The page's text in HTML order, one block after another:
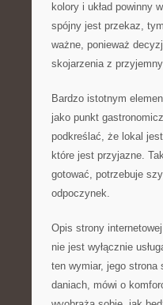
kolory i układ powinny
spójny jest przekaz,
ważne, ponieważ
skojarzenia z
Bardzo istotnym
jako punkt
podkreślać, że lokal
które jest przyjazne.
gotować, potrzebuje
odpoczynek.
Opis strony
nie jest wyłącznie
ten wymiar, jego
daniach, mówi o